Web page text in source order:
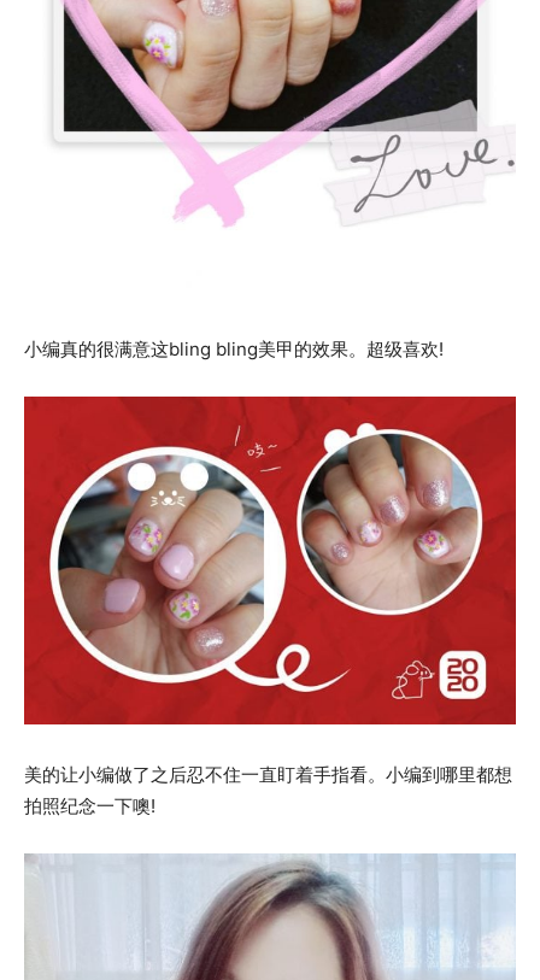
小编真的很满意这bling bling美甲的效果。超级喜欢!
美的让小编做了之后忍不住一直盯着手指看。小编到哪里都想
拍照纪念一下噢!